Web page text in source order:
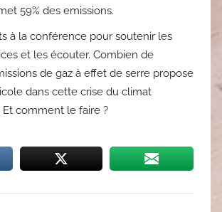
59% des emissions.
à la conférence pour soutenir les
et les écouter. Combien de
de gaz à effet de serre propose
dans cette crise du climat
comment le faire ?